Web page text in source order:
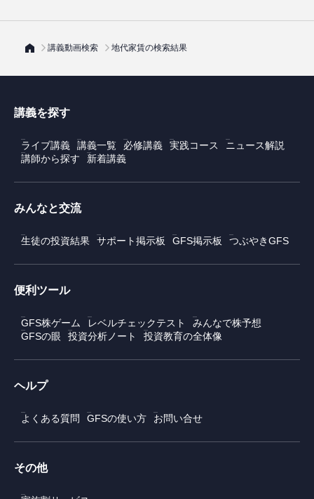
講義動画検索 地代家賃の検索結果
講義を探す
ライブ講義 講義一覧 必修講義 実践コース
ニュース解説
講師から探す
新着講義
みんなと交流
生徒の投資結果 サポート掲示板 GFS掲示板 つぶやきGFS
便利ツール
GFS株ゲーム レベルチェックテスト
みんなで株予想
GFSの眼
投資分析ノート 投資教育の全体像
ヘルプ
よくある質問 GFSの使い方 お問い合せ
その他